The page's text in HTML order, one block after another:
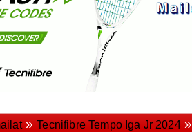
»Tecnifibre Tempo Iga Jr 2024»